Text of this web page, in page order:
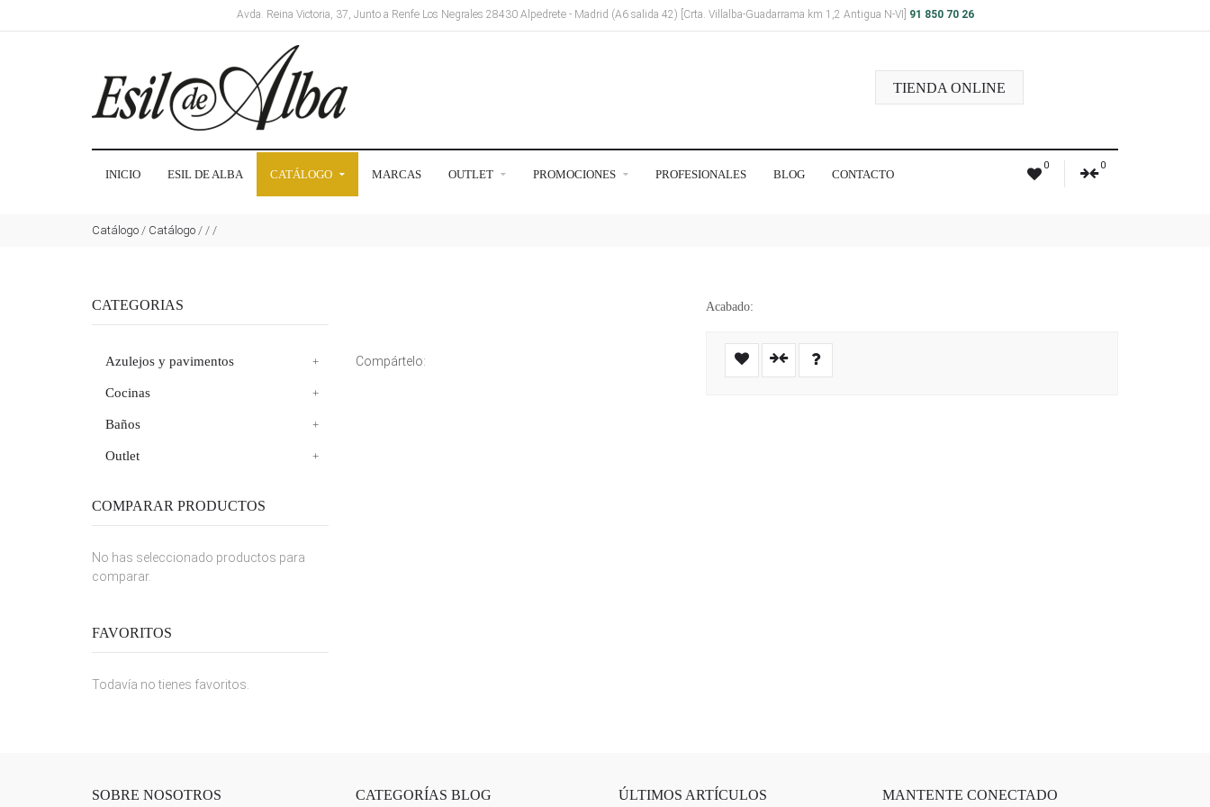
Avda. Reina Victoria, 37, Junto a Renfe Los Negrales 28430 Alpedrete - Madrid (A6 salida 42) [Crta. Villalba-Guadarrama km 1,2 Antigua N-VI] 91 850 70 26
TIENDA ONLINE
INICIO ESIL DE ALBA CATÁLOGO MARCAS OUTLET PROMOCIONES PROFESIONALES BLOG CONTACTO
0 0
Catálogo / Catálogo / / /
CATEGORIAS
Azulejos y pavimentos
Cocinas
Baños
Outlet
COMPARAR PRODUCTOS
No has seleccionado productos para
comparar.
FAVORITOS
Todavía no tienes favoritos.
Compártelo:
Acabado:
SOBRE NOSOTROS CATEGORÍAS BLOG ÚLTIMOS ARTÍCULOS MANTENTE CONECTADO